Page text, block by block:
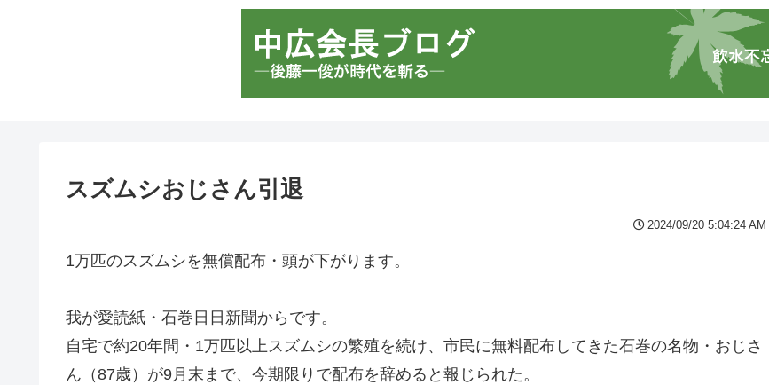
スズムシおじさん引退
2024/09/20 5:04:24 AM
1万匹のスズムシを無償配布・頭が下がります。
我が愛読紙・石巻日日新聞からです。
自宅で約20年間・1万匹以上スズムシの繁殖を続け、市民に無料配布してきた石巻の名物・おじさ
ん（87歳）が9月末まで、今期限りで配布を辞めると報じられた。